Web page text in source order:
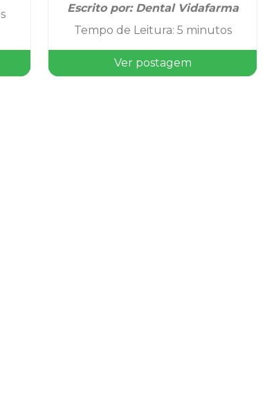
Escrito por: Dental Vidafarma
Tempo de Leitura: 5 minutos
Ver postagem